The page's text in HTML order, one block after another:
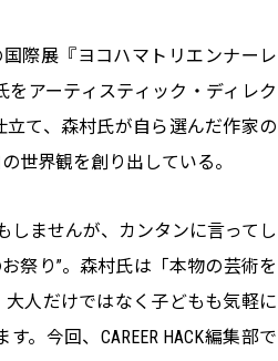
際展『ヨコハマトリエンナーレ
アーティスティック・ディレク
て、森村氏が自ら選んだ作家の
世界観を創り出している。
しませんが、カンタンに言ってし
祭り”。森村氏は「本物の芸術を
人だけではなく子どもも気軽に
。今回、CAREER HACK編集部で